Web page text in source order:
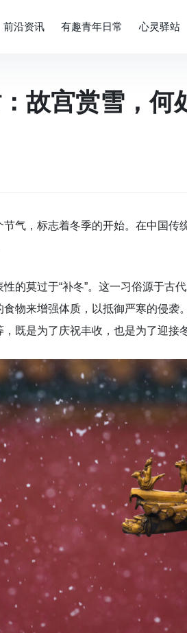
前沿资讯 有趣青年日常 心灵驿站
故宫赏雪，何
气，标志着冬季的开始。在中国传
的莫过于“补冬”。这一习俗源于古
物来增强体质，以抵御严寒的侵袭
既是为了庆祝丰收，也是为了迎接